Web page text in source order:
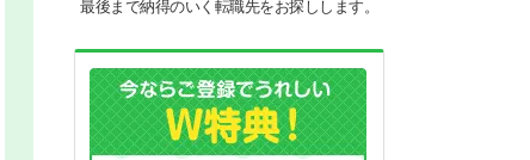
最後まで納得のいく転職先をお探しします。